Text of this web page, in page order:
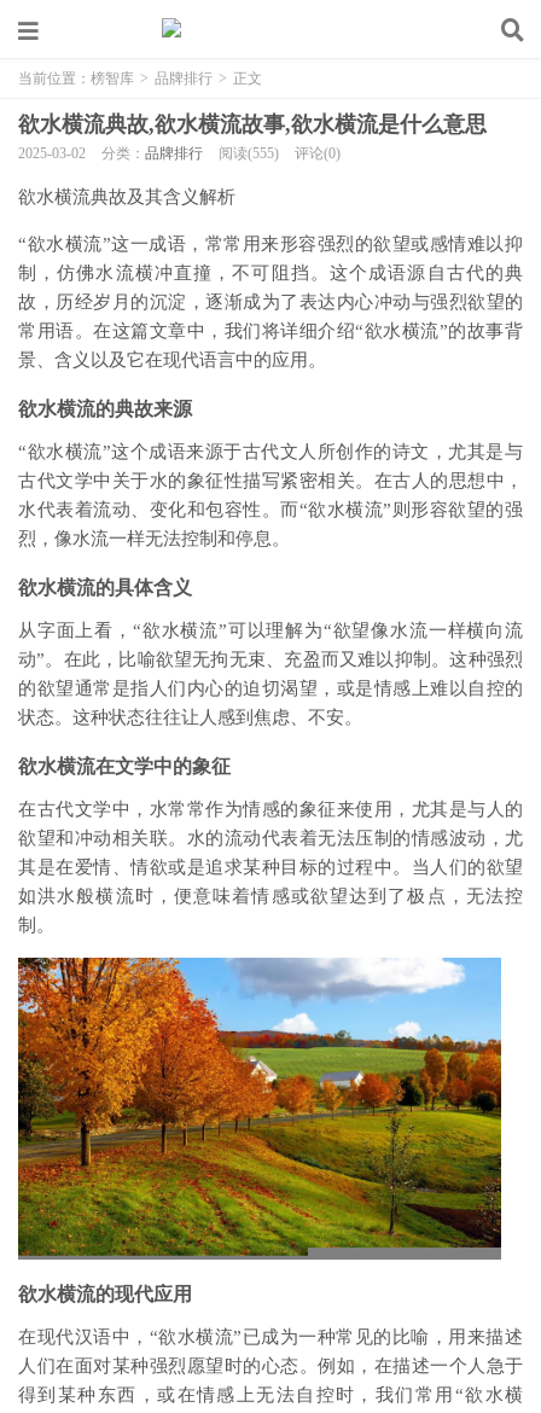
当前位置： 榜智库 > 品牌排行 > 正文
欲水横流典故,欲水横流故事,欲水横流是什么意思
2025-03-02 分类： 品牌排行 阅读(555) 评论(0)
欲水横流典故及其含义解析
“欲水横流”这一成语，常常用来形容强烈的欲望或感情难以抑
制，仿佛水流横冲直撞，不可阻挡。这个成语源自古代的典
故，历经岁月的沉淀，逐渐成为了表达内心冲动与强烈欲望的
常用语。在这篇文章中，我们将详细介绍“欲水横流”的故事背
景、含义以及它在现代语言中的应用。
欲水横流的典故来源
“欲水横流”这个成语来源于古代文人所创作的诗文，尤其是与
古代文学中关于水的象征性描写紧密相关。在古人的思想中，
水代表着流动、变化和包容性。而“欲水横流”则形容欲望的强
烈，像水流一样无法控制和停息。
欲水横流的具体含义
从字面上看，“欲水横流”可以理解为“欲望像水流一样横向流
动”。在此，比喻欲望无拘无束、充盈而又难以抑制。这种强烈
的欲望通常是指人们内心的迫切渴望，或是情感上难以自控的
状态。这种状态往往让人感到焦虑、不安。
欲水横流在文学中的象征
在古代文学中，水常常作为情感的象征来使用，尤其是与人的
欲望和冲动相关联。水的流动代表着无法压制的情感波动，尤
其是在爱情、情欲或是追求某种目标的过程中。当人们的欲望
如洪水般横流时，便意味着情感或欲望达到了极点，无法控
制。
欲水横流的现代应用
在现代汉语中，“欲水横流”已成为一种常见的比喻，用来描述
人们在面对某种强烈愿望时的心态。例如，在描述一个人急于
得到某种东西，或在情感上无法自控时，我们常用“欲水横